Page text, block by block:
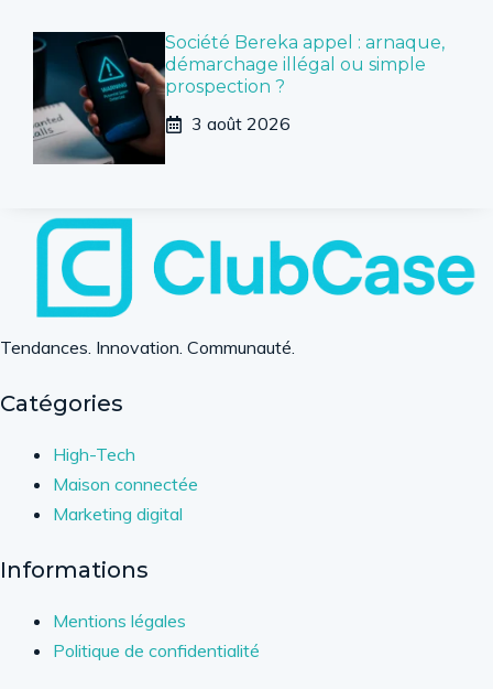
Société Bereka appel : arnaque,
démarchage illégal ou simple
prospection ?
3 août 2026
Tendances. Innovation. Communauté.
Catégories
High-Tech
Maison connectée
Marketing digital
Informations
Mentions légales
Politique de confidentialité